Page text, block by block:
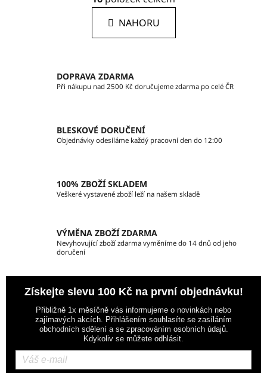
l
á
d
í
p
k
y
p
i
u
n
k
í
NAHORU
DOPRAVA ZDARMA
Při nákupu nad 2500 Kč doručujeme zdarma po celé ČR
BLESKOVÉ DORUČENÍ
Objednávky odesíláme každý pracovní den do 12:00
100% ZBOŽÍ SKLADEM
Veškeré vystavené zboží leží na našem skladě
VÝMĚNA ZBOŽÍ ZDARMA
Nevyhovující zboží zdarma vyměníme do 14 dnů od jeho
doručení
Získejte slevu 100 Kč na první objednávku!
Přibližně 1x měsíčně vás informujeme o novinkách nebo
zajímavých akcích. Přihlášením souhlasíte se zasíláním
obchodních sdělení a se zpracováním osobních údajů.
Kdykoliv se můžete odhlásit.